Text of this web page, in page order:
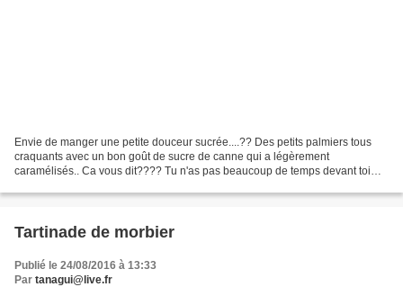
Envie de manger une petite douceur sucrée....?? Des petits palmiers tous
craquants avec un bon goût de sucre de canne qui a légèrement
caramélisés.. Ca vous dit???? Tu n'as pas beaucoup de temps devant toi
Tartinade de morbier
Publié le 24/08/2016 à 13:33
Par tanagui@live.fr